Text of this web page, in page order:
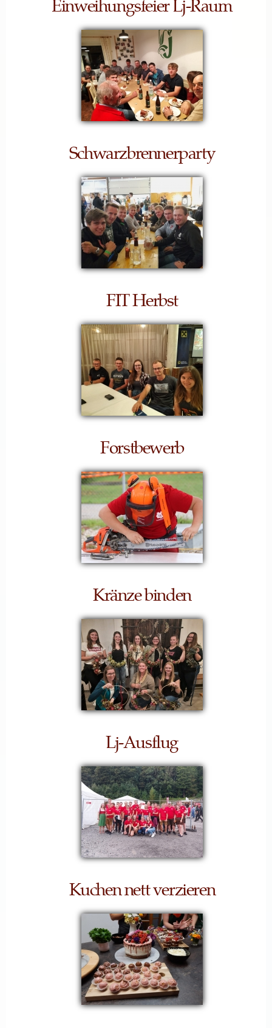
Schwarzbrennerparty
FIT Herbst
Forstbewerb
Kränze binden
Lj-Ausflug
Kuchen nett verzieren